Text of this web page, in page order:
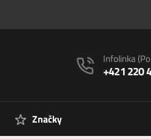
Infolinka
+421 220
Značky